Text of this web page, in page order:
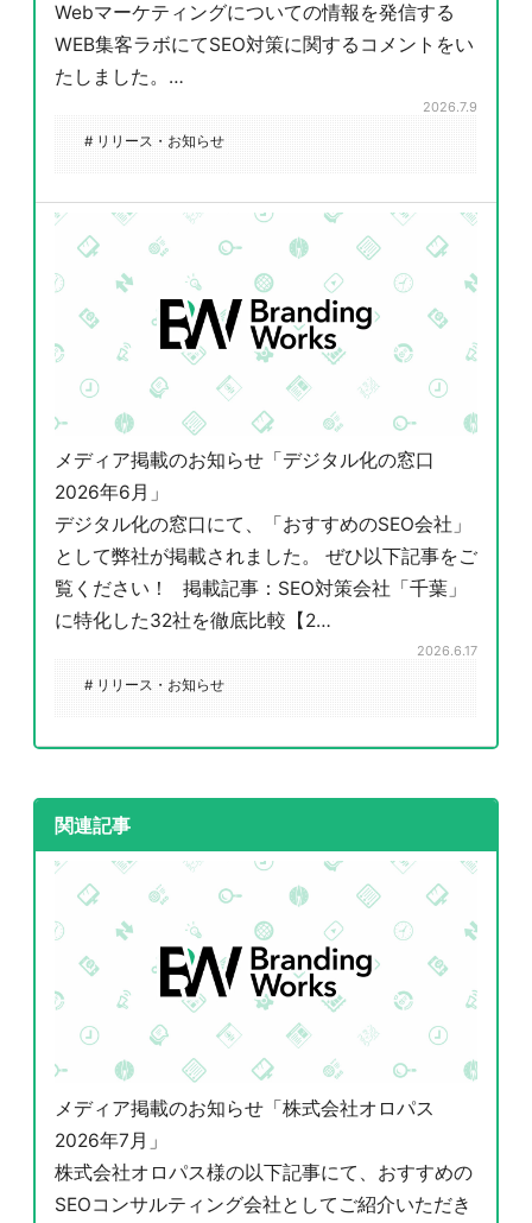
Webマーケティングについての情報を発信する
WEB集客ラボにてSEO対策に関するコメントをい
たしました。…
2026.7.9
# リリース・お知らせ
メディア掲載のお知らせ「デジタル化の窓口
2026年6月」
デジタル化の窓口にて、「おすすめのSEO会社」
として弊社が掲載されました。 ぜひ以下記事をご
覧ください！ 掲載記事：SEO対策会社「千葉」
に特化した32社を徹底比較【2…
2026.6.17
# リリース・お知らせ
関連記事
メディア掲載のお知らせ「株式会社オロパス
2026年7月」
株式会社オロパス様の以下記事にて、おすすめの
SEOコンサルティング会社としてご紹介いただき